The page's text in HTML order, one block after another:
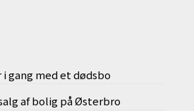
i gang med et dødsbo
af bolig på Østerbro